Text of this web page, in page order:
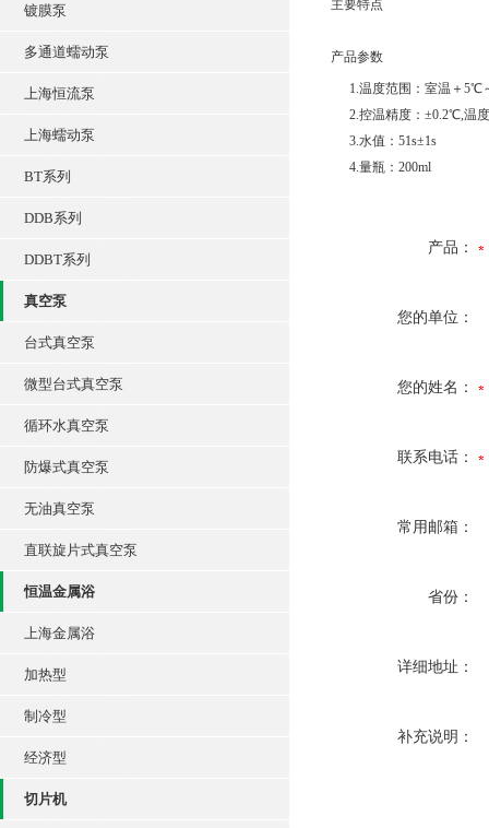
镀膜泵
多通道蠕动泵
上海恒流泵
上海蠕动泵
BT系列
DDB系列
DDBT系列
真空泵
台式真空泵
微型台式真空泵
循环水真空泵
防爆式真空泵
无油真空泵
直联旋片式真空泵
恒温金属浴
上海金属浴
加热型
制冷型
经济型
切片机
主要特点
产品参数
1.温度范围：室温＋
2.控温精度：±0.2℃,温
3.水值：51s±1s
4.量瓶：200ml
产品：
您的单位：
您的姓名：
联系电话：
常用邮箱：
省份：
详细地址：
补充说明：